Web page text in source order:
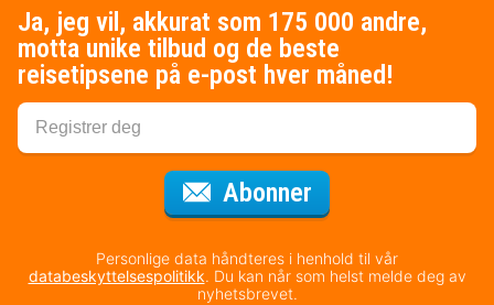
Ja, jeg vil, akkurat som 175 000 andre,
motta unike tilbud og de beste
reisetipsene på e-post hver måned!
Abonner
Personlige data håndteres i henhold til vår
databeskyttelsespolitikk. Du kan når som helst melde deg av
nyhetsbrevet.